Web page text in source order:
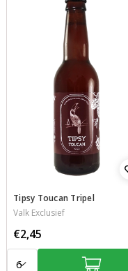
Tipsy Toucan Tripel
Valk Exclusief
€2,45